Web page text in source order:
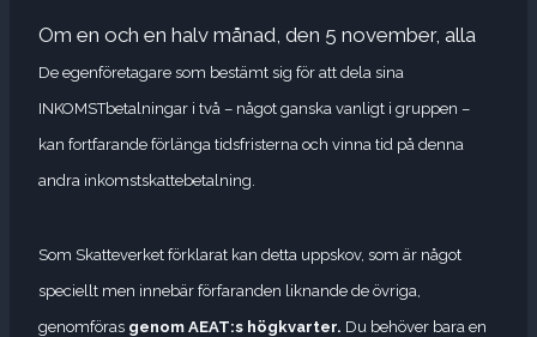
Om en och en halv månad, den 5 november, alla
De egenföretagare som bestämt sig för att dela sina
INKOMSTbetalningar i två – något ganska vanligt i gruppen –
kan fortfarande förlänga tidsfristerna och vinna tid på denna
andra inkomstskattebetalning.
Som Skatteverket förklarat kan detta uppskov, som är något
speciellt men innebär förfaranden liknande de övriga,
genomföras genom AEAT:s högkvarter. Du behöver bara en